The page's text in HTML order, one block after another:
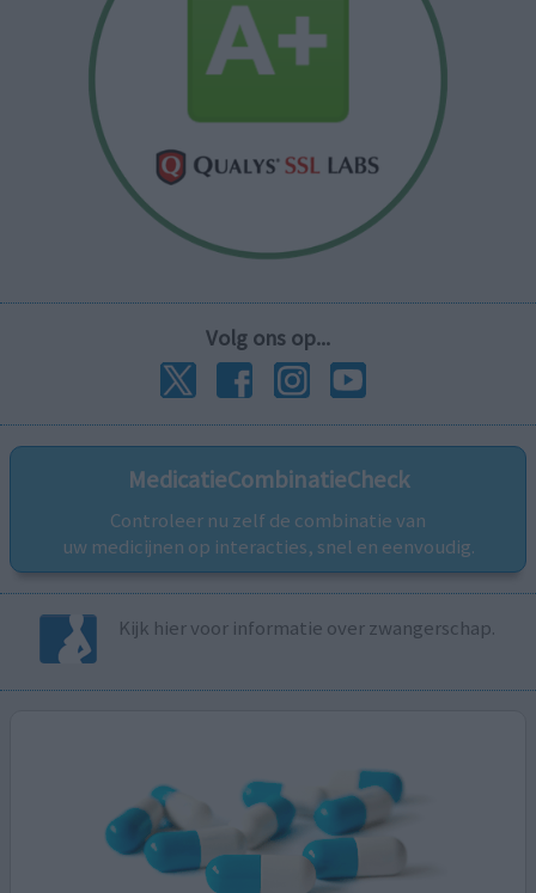
Volg ons op...
MedicatieCombinatieCheck
Controleer nu zelf de combinatie van
uw medicijnen op interacties, snel en eenvoudig.
Kijk hier voor informatie over zwangerschap.